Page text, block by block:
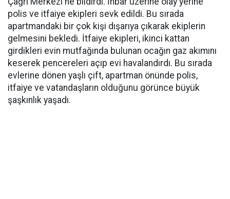
polis ve itfaiye ekipleri sevk edildi. Bu sırada
apartmandaki bir çok kişi dışarıya çıkarak ekiplerin
gelmesini bekledi. İtfaiye ekipleri, ikinci kattan
girdikleri evin mutfağında bulunan ocağın gaz akımını
keserek pencereleri açıp evi havalandırdı. Bu sırada
evlerine dönen yaşlı çift, apartman önünde polis,
itfaiye ve vatandaşların olduğunu görünce büyük
şaşkınlık yaşadı.